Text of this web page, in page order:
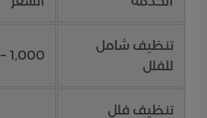
تنظيف شامل
للفلل
1,000 – 3,000
تنظيف فلل